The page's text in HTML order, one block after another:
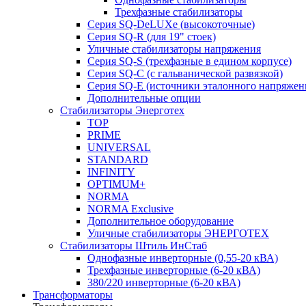
Трехфазные стабилизаторы
Серия SQ-DeLUXe (высокоточные)
Серия SQ-R (для 19" стоек)
Уличные стабилизаторы напряжения
Серия SQ-S (трехфазные в едином корпусе)
Серия SQ-C (с гальванической развязкой)
Cерия SQ-E (источники эталонного
Дополнительные опции
Стабилизаторы Энерготех
TOP
PRIME
UNIVERSAL
STANDARD
INFINITY
OPTIMUM+
NORMA
NORMA Exclusive
Дополнительное оборудование
Уличные стабилизаторы ЭНЕРГОТЕХ
Стабилизаторы Штиль ИнСтаб
Однофазные инверторные (0,55-20 кВА)
Трехфазные инверторные (6-20 кВА)
380/220 инверторные (6-20 кВА)
Трансформаторы